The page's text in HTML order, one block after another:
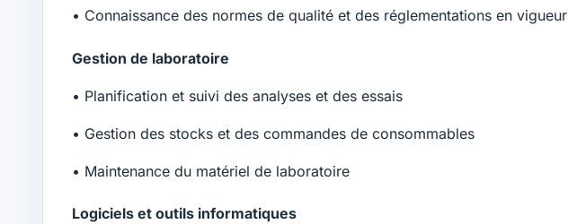
• Connaissance des normes de qualité et des réglementations en vigueur
Gestion de laboratoire
• Planification et suivi des analyses et des essais
• Gestion des stocks et des commandes de consommables
• Maintenance du matériel de laboratoire
Logiciels et outils informatiques